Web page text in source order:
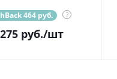
464 руб. ?
руб./шт